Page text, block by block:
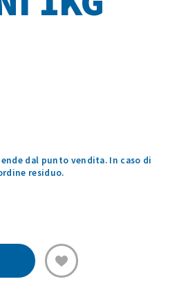
dal punto vendita. In caso di
residuo.